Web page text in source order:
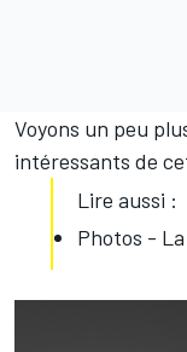
Voyons un peu
intéressants de
Lire aussi :
Photos -